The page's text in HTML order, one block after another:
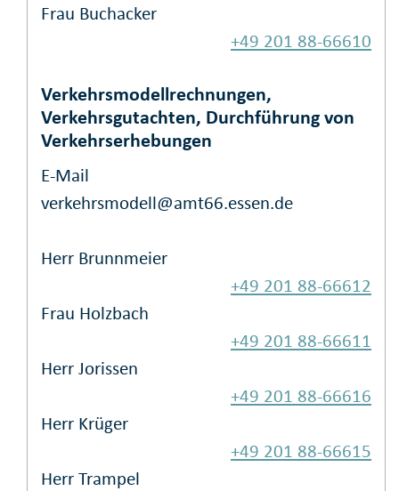
Frau Buchacker
+49 201 88-66610
Verkehrsmodellrechnungen,
Verkehrsgutachten, Durchführung von
Verkehrserhebungen
E-Mail
verkehrsmodell@amt66.essen.de
Herr Brunnmeier
+49 201 88-66612
Frau Holzbach
+49 201 88-66611
Herr Jorissen
+49 201 88-66616
Herr Krüger
+49 201 88-66615
Herr Trampel